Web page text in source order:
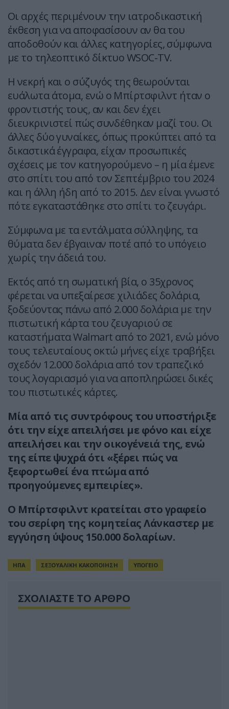
Οι αρχές περιμένουν την ιατροδικαστική
έκθεση για να αποφασίσουν αν θα του
αποδοθούν και άλλες κατηγορίες, σύμφωνα
με το τηλεοπτικό δίκτυο WSOC-TV.
Η νεκρή και ο σύζυγός της θεωρούνται
ευάλωτα άτομα, ενώ ο Μπίρτσφιλντ ήταν ο
φροντιστής τους, αν και δεν έχει
διευκρινιστεί πώς συνδέθηκαν μαζί του. Οι
άλλες δύο γυναίκες, όπως προκύπτει από τα
δικαστικά έγγραφα, είχαν προσωπικές
σχέσεις με τον κατηγορούμενο – η μία έμενε
στο σπίτι του από τον Σεπτέμβριο του 2024
και η άλλη ήδη από το 2015. Δεν είναι γνωστό
πότε εγκαταστάθηκε στο σπίτι το ζευγάρι.
Σύμφωνα με τα εντάλματα σύλληψης, τα
θύματα δεν έβγαιναν ποτέ από το υπόγειο
χωρίς την άδειά του.
Εκτός από τη σωματική βία, ο 35χρονος
φέρεται να υπεξαίρεσε χιλιάδες δολάρια,
ξοδεύοντας πάνω από 2.000 δολάρια με την
πιστωτική κάρτα του ζευγαριού σε
καταστήματα Walmart από το 2021, ενώ μόνο
τους τελευταίους οκτώ μήνες είχε τραβήξει
σχεδόν 12.000 δολάρια από τον τραπεζικό
τους λογαριασμό για να αποπληρώσει δικές
του πιστωτικές κάρτες.
Μία από τις συντρόφους του υποστήριξε
ότι την είχε απειλήσει με φόνο και είχε
απειλήσει και την οικογένειά της, ενώ
της είπε ψυχρά ότι «ξέρει πώς να
ξεφορτωθεί ένα πτώμα από
προηγούμενες εμπειρίες».
Ο Μπίρτσφιλντ κρατείται στο γραφείο
του σερίφη της κομητείας Λάνκαστερ με
εγγύηση ύψους 150.000 δολαρίων.
ΗΠΑ ΣΕΞΟΥΑΛΙΚΗ ΚΑΚΟΠΟΙΗΣΗ ΥΠΟΓΕΙΟ
ΣΧΟΛΙΑΣΤΕ ΤΟ ΑΡΘΡΟ